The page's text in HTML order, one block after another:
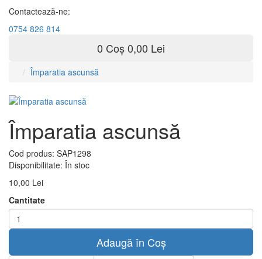
Contactează-ne:
0754 826 814
0 Coș0,00 Lei
Împaratia ascunsă
Împaratia ascunsă
Cod produs: SAP1298
Disponibilitate: În stoc
10,00 Lei
Cantitate
Adaugă în Coș